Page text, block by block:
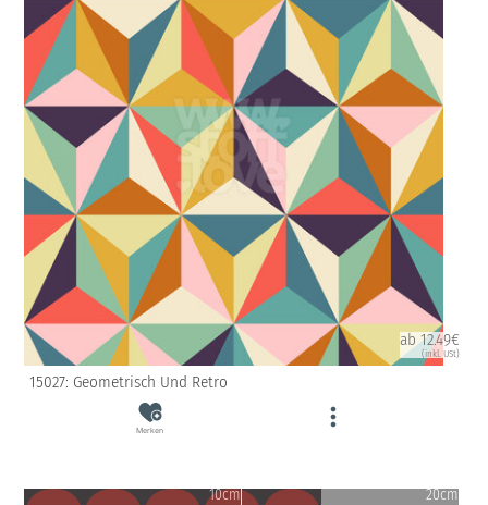
ab 12.49€
(inkl. USt)
15027: Geometrisch Und Retro
Merken
10cm 20cm